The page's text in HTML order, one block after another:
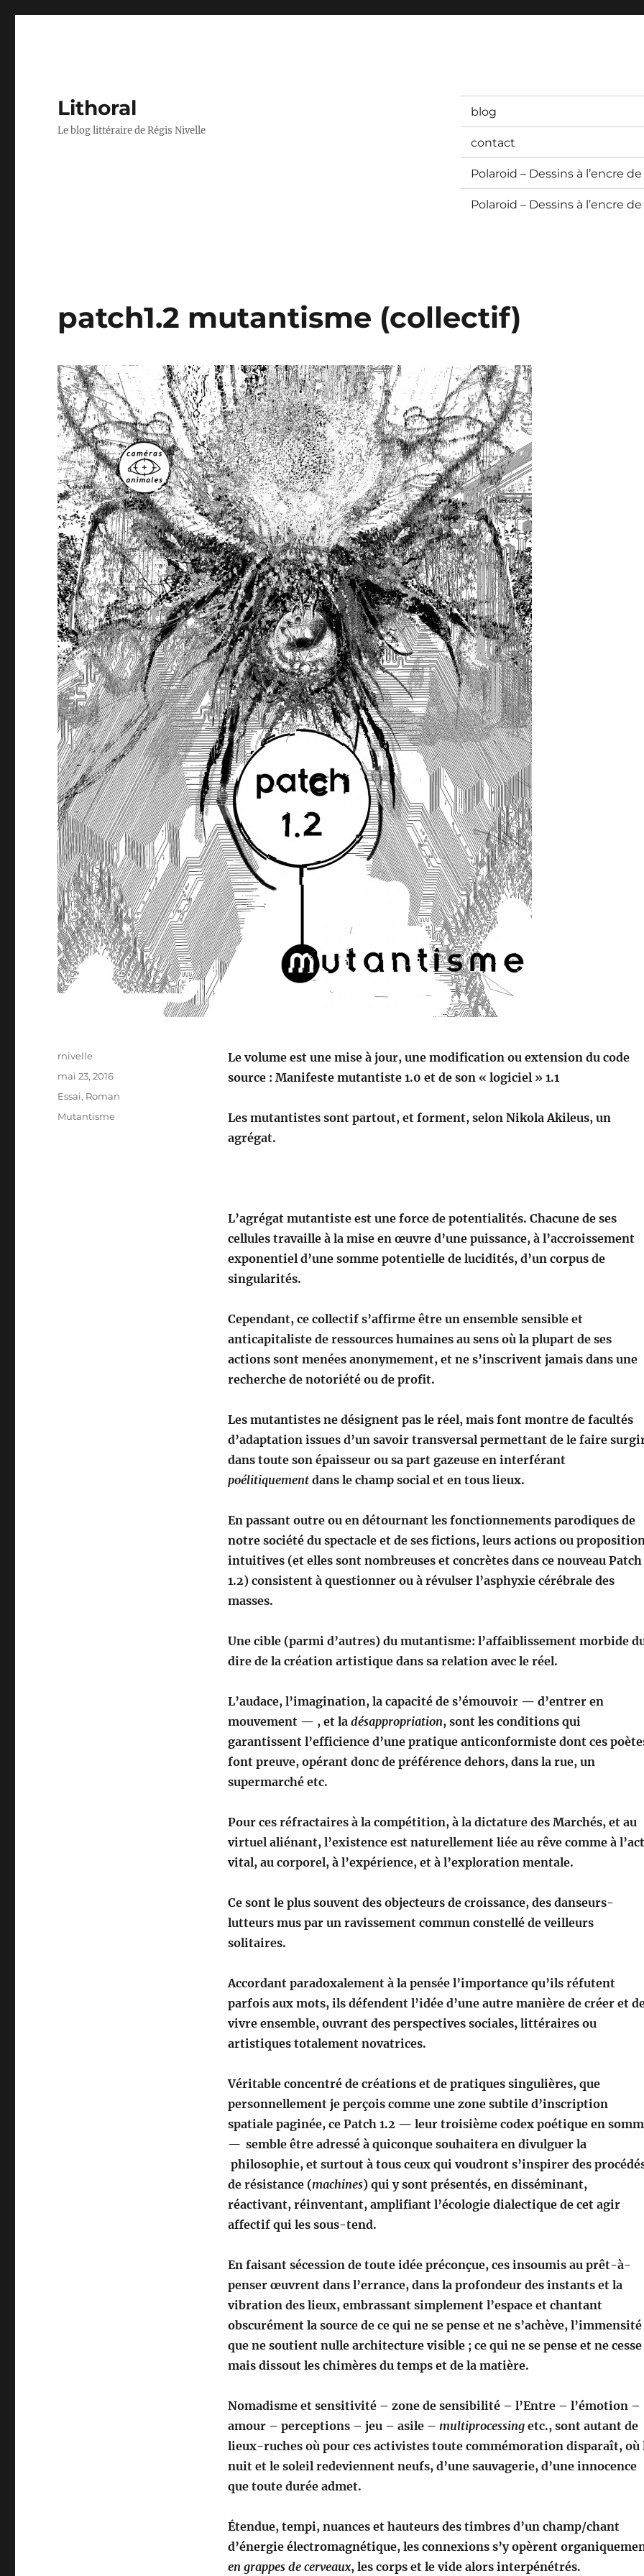
Lithoral
Le blog littéraire de Régis Nivelle
blog
contact
Polaroid – Dessins à l’encre
Polaroid – Dessins à l’encre
patch1.2 mutantisme (collectif)
Le volume est une mise à jour, une modification ou extension du code
source : Manifeste mutantiste 1.0 et de son « logiciel » 1.1
Les mutantistes sont partout, et forment, selon Nikola Akileus, un
agrégat.
L’agrégat mutantiste est une force de potentialités. Chacune de ses
cellules travaille à la mise en œuvre d’une puissance, à l’accroissement
exponentiel d’une somme potentielle de lucidités, d’un corpus de
singularités.
Cependant, ce collectif s’affirme être un ensemble sensible et
anticapitaliste de ressources humaines au sens où la plupart de ses
actions sont menées anonymement, et ne s’inscrivent jamais dans une
recherche de notoriété ou de profit.
Les mutantistes ne désignent pas le réel, mais font montre de facultés
d’adaptation issues d’un savoir transversal permettant de le faire
dans toute son épaisseur ou sa part gazeuse en interférant
poélitiquement dans le champ social et en tous lieux.
En passant outre ou en détournant les fonctionnements parodiques de
notre société du spectacle et de ses fictions, leurs actions ou
intuitives (et elles sont nombreuses et concrètes dans ce nouveau Patch
1.2) consistent à questionner ou à révulser l’asphyxie cérébrale des
masses.
Une cible (parmi d’autres) du mutantisme: l’affaiblissement morbide
dire de la création artistique dans sa relation avec le réel.
L’audace, l’imagination, la capacité de s’émouvoir — d’entrer en
mouvement — , et la désappropriation, sont les conditions qui
garantissent l’efficience d’une pratique anticonformiste dont ces
font preuve, opérant donc de préférence dehors, dans la rue, un
supermarché etc.
Pour ces réfractaires à la compétition, à la dictature des Marchés, et au
virtuel aliénant, l’existence est naturellement liée au rêve comme à
vital, au corporel, à l’expérience, et à l’exploration mentale.
Ce sont le plus souvent des objecteurs de croissance, des danseurs-
lutteurs mus par un ravissement commun constellé de veilleurs
solitaires.
Accordant paradoxalement à la pensée l’importance qu’ils réfutent
parfois aux mots, ils défendent l’idée d’une autre manière de créer et
vivre ensemble, ouvrant des perspectives sociales, littéraires ou
artistiques totalement novatrices.
Véritable concentré de créations et de pratiques singulières, que
personnellement je perçois comme une zone subtile d’inscription
spatiale paginée, ce Patch 1.2 — leur troisième codex poétique en
—semble être adressé à quiconque souhaitera en divulguer la
philosophie, et surtout à tous ceux qui voudront s’inspirer des
de résistance (machines) qui y sont présentés, en disséminant,
réactivant, réinventant, amplifiant l’écologie dialectique de cet agir
affectif qui les sous-tend.
En faisant sécession de toute idée préconçue, ces insoumis au prêt-à-
penser œuvrent dans l’errance, dans la profondeur des instants et la
vibration des lieux, embrassant simplement l’espace et chantant
obscurément la source de ce qui ne se pense et ne s’achève, l’immensité
que ne soutient nulle architecture visible ; ce qui ne se pense et ne cesse
mais dissout les chimères du temps et de la matière.
Nomadisme et sensitivité – zone de sensibilité – l’Entre – l’émotion –
amour – perceptions – jeu – asile – multiprocessingetc., sont autant de
lieux-ruches où pour ces activistes toute commémoration disparaît, où
nuit et le soleil redeviennent neufs, d’une sauvagerie, d’une innocence
que toute durée admet.
Étendue, tempi, nuances et hauteurs des timbres d’un champ/chant
d’énergie électromagnétique, les connexions s’y opèrent
en grappes de cerveaux, les corps et le vide alors interpénétrés.
Auteur
rnivelle
Publié
mai 23, 2016
Catégories
Essai, Roman
Étiquettes
Mutantisme